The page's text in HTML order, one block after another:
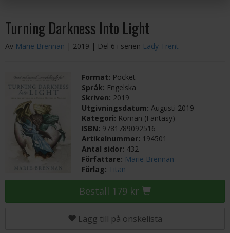
Turning Darkness Into Light
Av Marie Brennan | 2019 | Del 6 i serien Lady Trent
Format: Pocket
Språk: Engelska
Skriven: 2019
Utgivningsdatum:Augusti 2019
Kategori: Roman (Fantasy)
ISBN: 9781789092516
Artikelnummer: 194501
Antal sidor: 432
Författare: Marie Brennan
Förlag: Titan
Beställ 179 kr
Lägg till på önskelista